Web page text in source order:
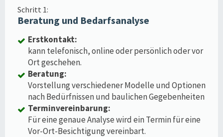
Schritt 1:
Beratung und Bedarfsanalyse
Erstkontakt:
kann telefonisch, online oder persönlich oder vor
Ort geschehen.
Beratung:
Vorstellung verschiedener Modelle und Optionen
nach Bedürfnissen und baulichen Gegebenheiten
Terminvereinbarung:
Für eine genaue Analyse wird ein Termin für eine
Vor-Ort-Besichtigung vereinbart.